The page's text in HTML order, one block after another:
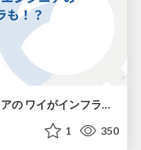
え？フロントエンドエンジニアの ワイがインフラも！？
1 350